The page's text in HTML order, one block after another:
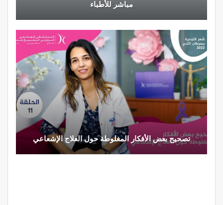
مباشر للأطباء
تصحيح بعض الأفكار المغلوطة حول العلاج الإشعاعي